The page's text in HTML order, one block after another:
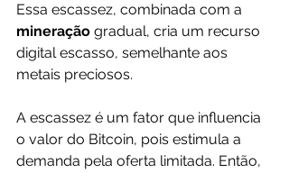
Essa escassez, combinada com a
mineração gradual, cria um recurso
digital escasso, semelhante aos
metais preciosos.
A escassez é um fator que influencia
o valor do Bitcoin, pois estimula a
demanda pela oferta limitada. Então,